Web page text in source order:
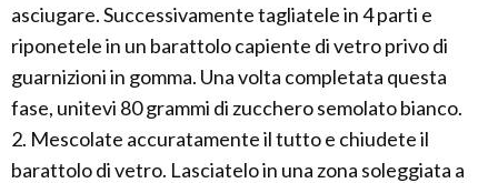
asciugare. Successivamente tagliatele in 4 parti e
riponetele in un barattolo capiente di vetro privo di
guarnizioni in gomma. Una volta completata questa
fase, unitevi 80 grammi di zucchero semolato bianco.
2. Mescolate accuratamente il tutto e chiudete il
barattolo di vetro. Lasciatelo in una zona soleggiata a